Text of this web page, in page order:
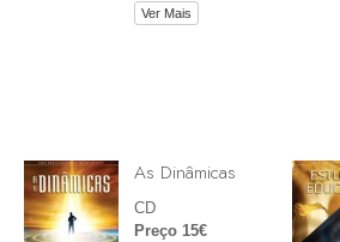
Ver Mais
As Dinâmicas
CD
Preço 15€